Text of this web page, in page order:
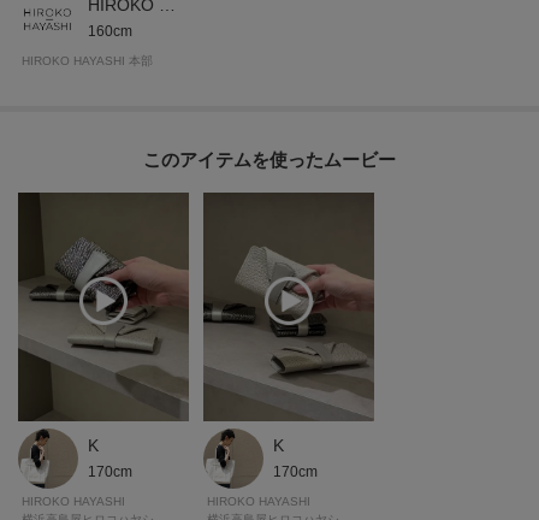
160cm
HIROKO HAYASHI 本部
このアイテムを使ったムービー
K
170cm
HIROKO HAYASHI
K
170cm
HIROKO HAYASHI